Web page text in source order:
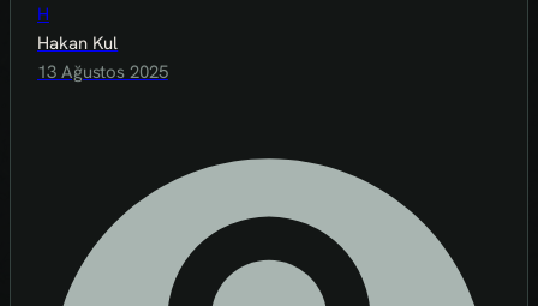
H
Hakan Kul
13 Ağustos 2025